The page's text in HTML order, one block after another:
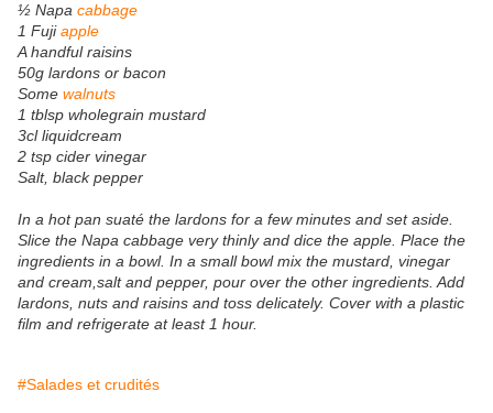
½ Napa cabbage
1 Fujiapple
A handful raisins
50g lardons or bacon
Some walnuts
1 tblsp wholegrain mustard
3cl liquidcream
2 tsp cider vinegar
Salt, black pepper
In a hot pan suaté the lardons for a few minutes and set aside.
Slice the Napa cabbage very thinly and dice the apple. Place the
ingredients in a bowl. In a small bowl mix the mustard, vinegar
and cream,salt and pepper, pour over the other ingredients. Add
lardons, nuts and raisins and toss delicately. Cover with a plastic
film and refrigerate at least 1 hour.
#Salades et crudités